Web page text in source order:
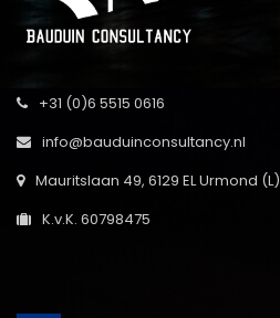
+31 (0)6 5515 0616
info@bauduinconsultancy.nl
Mauritslaan 49, 6129 EL Urmond (L)
K.v.K. 60798475